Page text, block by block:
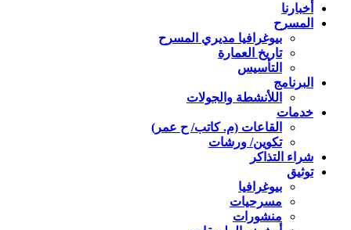
أخبارنا
المسرح
بيوغرافيا مديري المسرح
تاريخ العمارة
التأسيس
البرنامج
اللأنشطة والجولات
خدمات
القاعات (م. كاتب/ ح عمر)
تكوين/ ورشات
شراء التذاكر
توثيق
بيوغرافيا
مسرحيات
منشورات